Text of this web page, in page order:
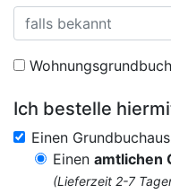
Ich bestelle
Einen
Einen amtlichen
(Lieferzeit 2-7